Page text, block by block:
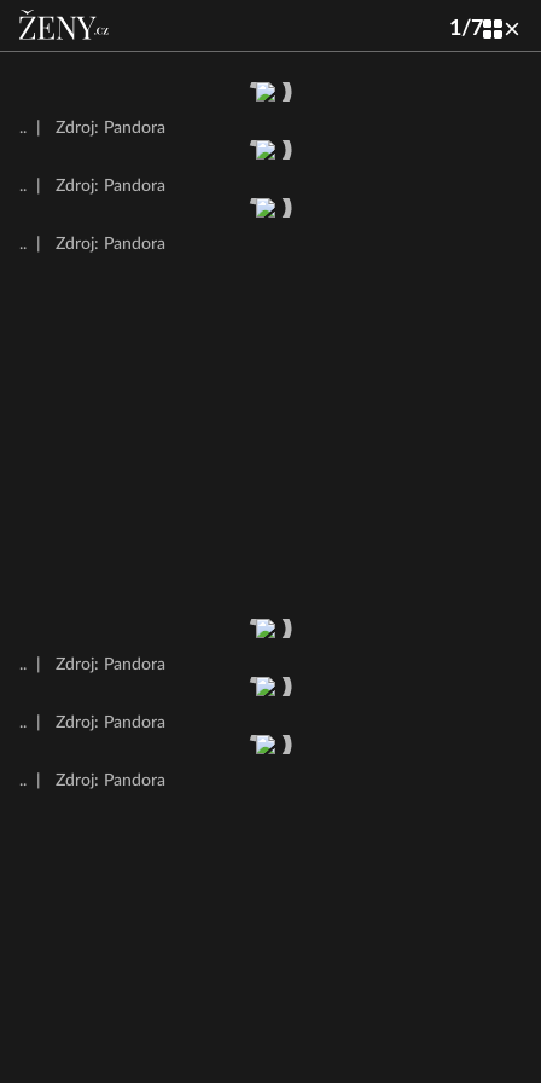
1/7
.. Zdroj: Pandora
.. Zdroj: Pandora
.. Zdroj: Pandora
.. Zdroj: Pandora
.. Zdroj: Pandora
.. Zdroj: Pandora